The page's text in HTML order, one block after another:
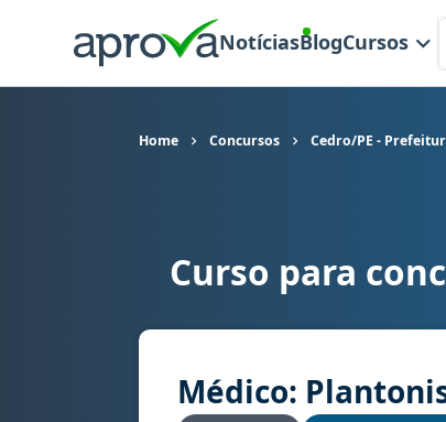
NotíciasBlogCursos
Home Concursos Cedro/PE -
Curso para concurso Cedro/PE -
Curso para
Médico: